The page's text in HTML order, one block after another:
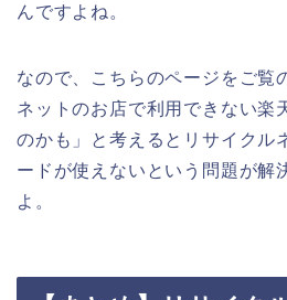
んですよね。
なので、こちらのページをご覧
ネットのお店で利用できない楽
のかも」と考えるとリサイクル
ードが使えないという問題が解
よ。